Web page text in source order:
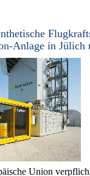
Anlage in Jülich
Union